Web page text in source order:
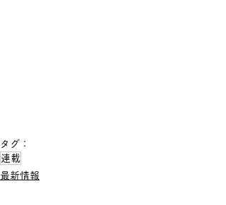
タグ：
連載
最新情報